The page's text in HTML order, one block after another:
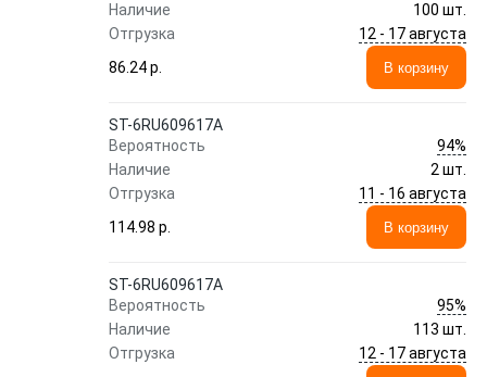
Наличие
100 шт.
Отгрузка
12 - 17 августа
86.24 p.
В корзину
ST-6RU609617A
Вероятность
94%
Наличие
2 шт.
Отгрузка
11 - 16 августа
114.98 p.
В корзину
ST-6RU609617A
Вероятность
95%
Наличие
113 шт.
Отгрузка
12 - 17 августа